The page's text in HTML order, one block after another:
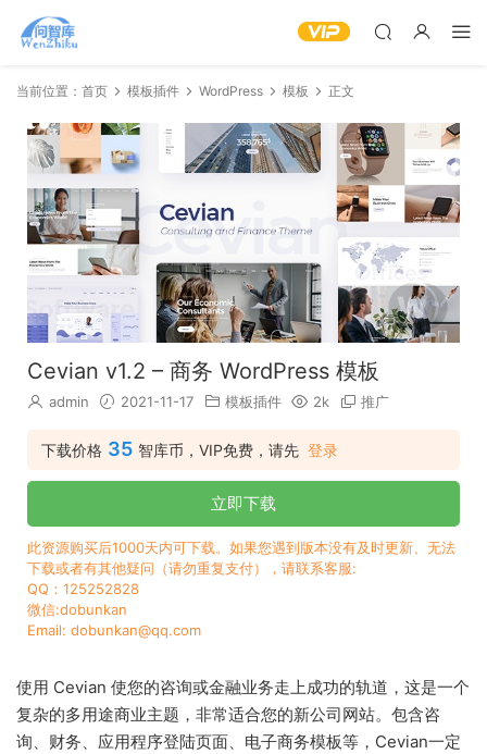
当前位置： 首页 模板插件 WordPress 模板 正文
Cevian v1.2 – 商务 WordPress 模板
admin 2021-11-17 模板插件 2k 推广
下载价格 35 智库币，VIP免费，请先 登录
立即下载
此资源购买后1000天内可下载。如果您遇到版本没有及时更新、无法
下载或者有其他疑问（请勿重复支付），请联系客服:
QQ：125252828
微信:dobunkan
Email: dobunkan@qq.com
使用 Cevian 使您的咨询或金融业务走上成功的轨道，这是一个
复杂的多用途商业主题，非常适合您的新公司网站。包含咨
询、财务、应用程序登陆页面、电子商务模板等，Cevian一定